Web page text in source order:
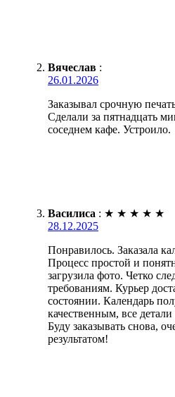
Вячеслав :
26.01.2026
Заказывал срочную
Сделали за пятнадцать
соседнем кафе. Устроило.
Василиса : ★ ★ ★ ★ ★
28.12.2025
Понравилось. Заказала
Процесс простой и
загрузила фото. Четко
требованиям. Курьер
состоянии. Календарь
качественным, все
Буду заказывать снова,
результатом!